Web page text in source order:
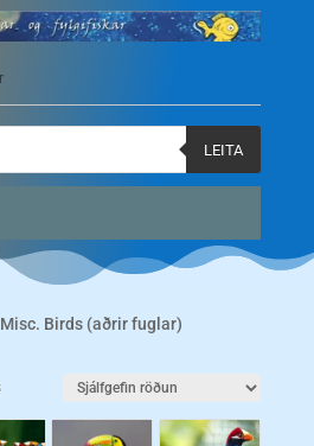
LEITA
Birds (aðrir fuglar)